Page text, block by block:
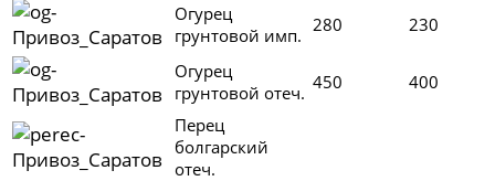
Огурец
грунтовой имп. 280 230
Огурец
грунтовой отеч. 450
400
Перец
болгарский
отеч.